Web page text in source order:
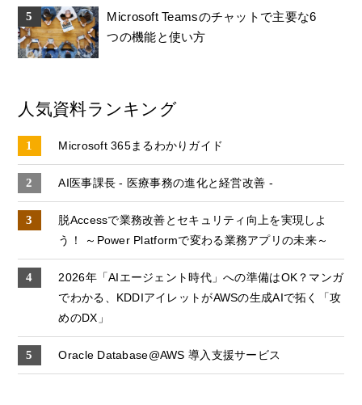
Microsoft Teamsのチャットで主要な6
つの機能と使い方
人気資料ランキング
Microsoft 365まるわかりガイド
AI医事課長 - 医療事務の進化と経営改善 -
脱Accessで業務改善とセキュリティ向上を実現しよ
う！ ～Power Platformで変わる業務アプリの未来～
2026年「AIエージェント時代」への準備はOK？マンガ
でわかる、KDDIアイレットがAWSの生成AIで拓く「攻
めのDX」
Oracle Database@AWS 導入支援サービス